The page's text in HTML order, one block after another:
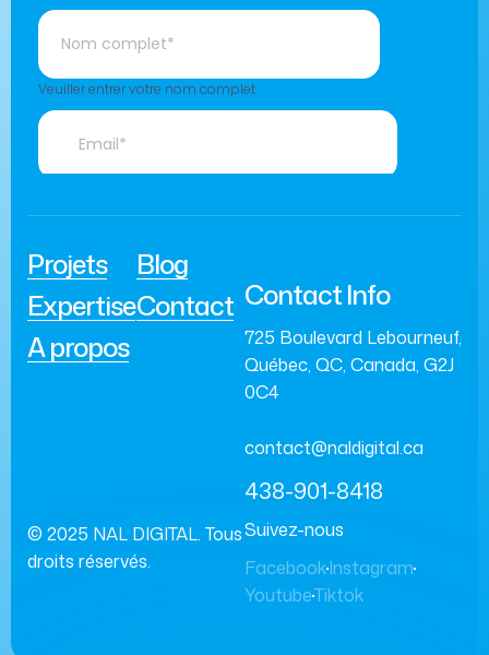
Projets
Expertise
A propos
Blog
Contact Contact Info
725 Boulevard Lebourneuf,
Québec, QC, Canada, G2J
0C4
contact@naldigital.ca
438-901-8418
© 2025 NAL DIGITAL. Tous
droits réservés.
Suivez-nous
FacebookInstagram
YoutubeTiktok